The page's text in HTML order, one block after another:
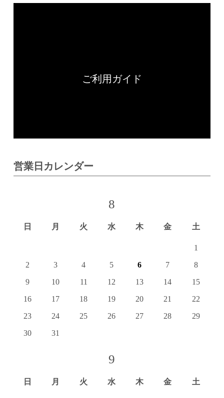
ご利用ガイド
営業日カレンダー
8
日 月 火 水 木 金 土
1
2
3 4 5 6 7
8
9
10 11 12 13 14
15
16
17 18 19 20 21
22
23
24 25 26 27 28
29
30
31
9
日 月 火 水 木 金 土